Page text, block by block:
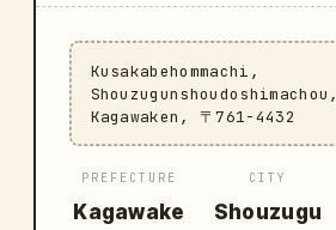
Kusakabehommachi,
Shouzugunshoudoshimachou,
Kagawaken, 〒761-4432
PREFECTURE
Kagawake
CITY
Shouzugu